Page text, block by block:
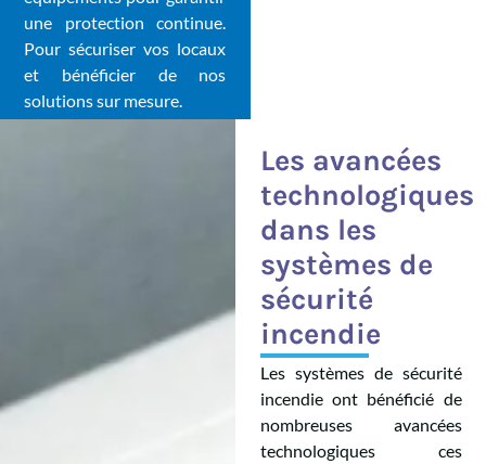
une protection continue.
Pour sécuriser vos locaux
et bénéficier de nos
solutions sur mesure.
Les avancées
technologiques
dans les
systèmes de
sécurité
incendie
Les systèmes de sécurité
incendie ont bénéficié de
nombreuses avancées
technologiques ces